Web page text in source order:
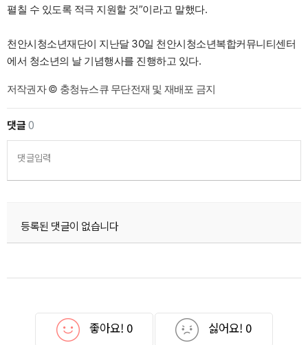
펼칠 수 있도록 적극 지원할 것”이라고 말했다.
천안시청소년재단이 지난달 30일 천안시청소년복합커뮤니티센터
에서 청소년의 날 기념행사를 진행하고 있다.
저작권자 © 충청뉴스큐 무단전재 및 재배포 금지
댓글0
댓글입력
등록된 댓글이 없습니다
좋아요! 0 싫어요! 0